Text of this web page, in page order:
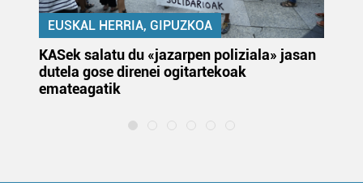
EUSKAL HERRIA, GIPUZKOA
KASek salatu du «jazarpen poliziala» jasan
dutela gose direnei ogitartekoak
emateagatik